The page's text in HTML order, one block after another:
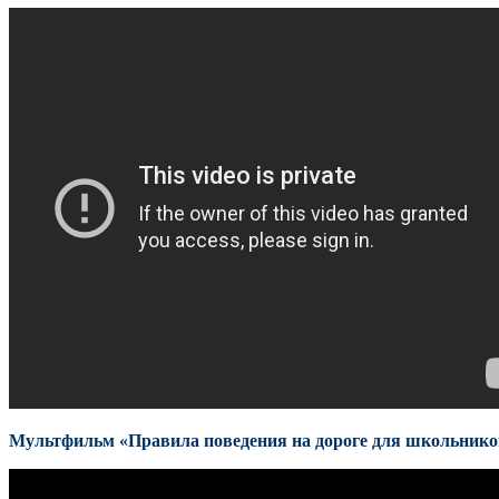
Мультфильм «Правила поведения на дороге для